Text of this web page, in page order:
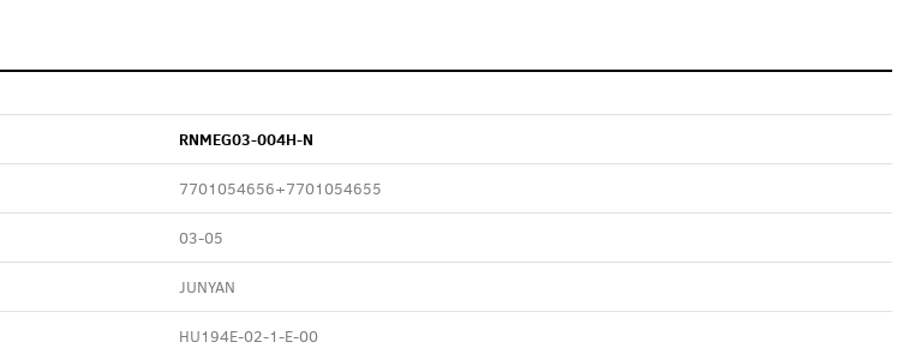
RNMEG03-004H-N
7701054656+7701054655
03-05
JUNYAN
HU194E-02-1-E-00